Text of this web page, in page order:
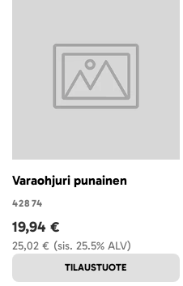
Varaohjuri punainen
42874
(sis. 25.5% ALV)
25,02 €
19,94 €
TILAUSTUOTE